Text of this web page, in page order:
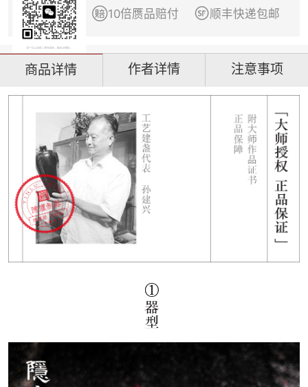
10倍赝品赔付 顺丰快递包邮
商品详情 作者详情 注意事项